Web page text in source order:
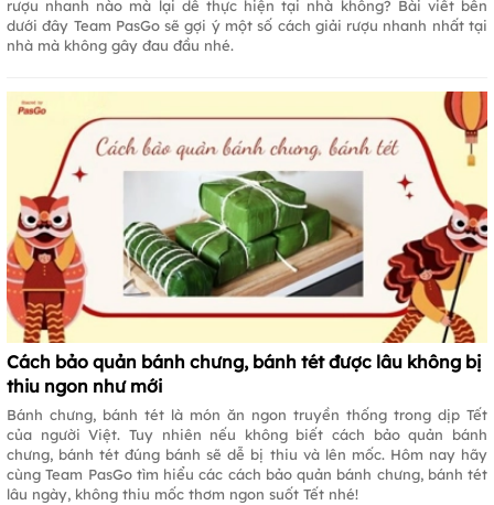
rượu nhanh nào mà lại dễ thực hiện tại nhà không? Bài viết bên
dưới đây Team PasGo sẽ gợi ý một số cách giải rượu nhanh nhất tại
nhà mà không gây đau đầu nhé.
Cách bảo quản bánh chưng, bánh tét được lâu không bị
thiu ngon như mới
Bánh chưng, bánh tét là món ăn ngon truyền thống trong dịp Tết
của người Việt. Tuy nhiên nếu không biết cách bảo quản bánh
chưng, bánh tét đúng bánh sẽ dễ bị thiu và lên mốc. Hôm nay hãy
cùng Team PasGo tìm hiểu các cách bảo quản bánh chưng, bánh tét
lâu ngày, không thiu mốc thơm ngon suốt Tết nhé!